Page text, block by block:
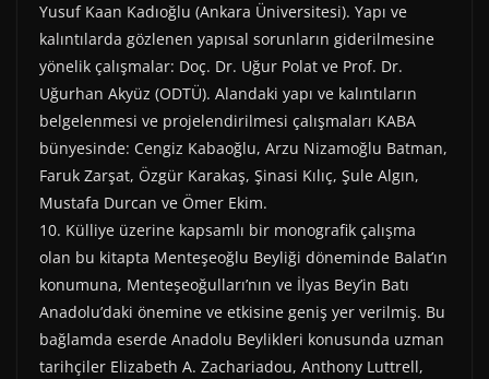
Yusuf Kaan Kadıoğlu (Ankara Üniversitesi). Yapı ve
kalıntılarda gözlenen yapısal sorunların giderilmesine
yönelik çalışmalar: Doç. Dr. Uğur Polat ve Prof. Dr.
Uğurhan Akyüz (ODTÜ). Alandaki yapı ve kalıntıların
belgelenmesi ve projelendirilmesi çalışmaları KABA
bünyesinde: Cengiz Kabaoğlu, Arzu Nizamoğlu Batman,
Faruk Zarşat, Özgür Karakaş, Şinasi Kılıç, Şule Algın,
Mustafa Durcan ve Ömer Ekim.
10. Külliye üzerine kapsamlı bir monografik çalışma
olan bu kitapta Menteşeoğlu Beyliği döneminde Balat’ın
konumuna, Menteşeoğulları’nın ve İlyas Bey’in Batı
Anadolu’daki önemine ve etkisine geniş yer verilmiş. Bu
bağlamda eserde Anadolu Beylikleri konusunda uzman
tarihçiler Elizabeth A. Zachariadou, Anthony Luttrell,